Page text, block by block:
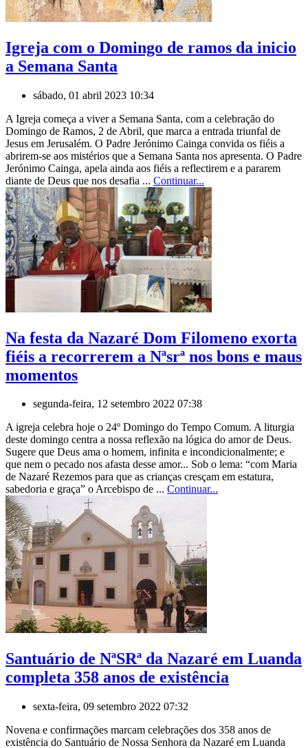
Igreja com o Domingo de ramos da inicio
a Semana Santa
sábado, 01 abril 2023 10:34
A Igreja começa a viver a Semana Santa, com a celebração do
Domingo de Ramos, 2 de Abril, que marca a entrada triunfal de
Jesus em Jerusalém. O Padre Jerónimo Cainga convida os fiéis a
abrirem-se aos mistérios que a Semana Santa nos apresenta. O Padre
Jerónimo Cainga, apela ainda aos fiéis a reflectirem e a pararem
diante de Deus que nos desafia ... Continuar...
Na festa da Nazaré Dom Filomeno exorta
fiéis a recorrerem a Nªsrª nos bons e maus
momentos
segunda-feira, 12 setembro 2022 07:38
A igreja celebra hoje o 24º Domingo do Tempo Comum. A liturgia
deste domingo centra a nossa reflexão na lógica do amor de Deus.
Sugere que Deus ama o homem, infinita e incondicionalmente; e
que nem o pecado nos afasta desse amor... Sob o lema: “com Maria
de Nazaré Rezemos para que as crianças cresçam em estatura,
sabedoria e graça” o Arcebispo de ... Continuar...
Santuário de NªSRª da Nazaré em Luanda
completa 358 anos de existência
sexta-feira, 09 setembro 2022 07:32
Novena e confirmações marcam celebrações dos 358 anos de
existência do Santuário de Nossa Senhora da Nazaré em Luanda